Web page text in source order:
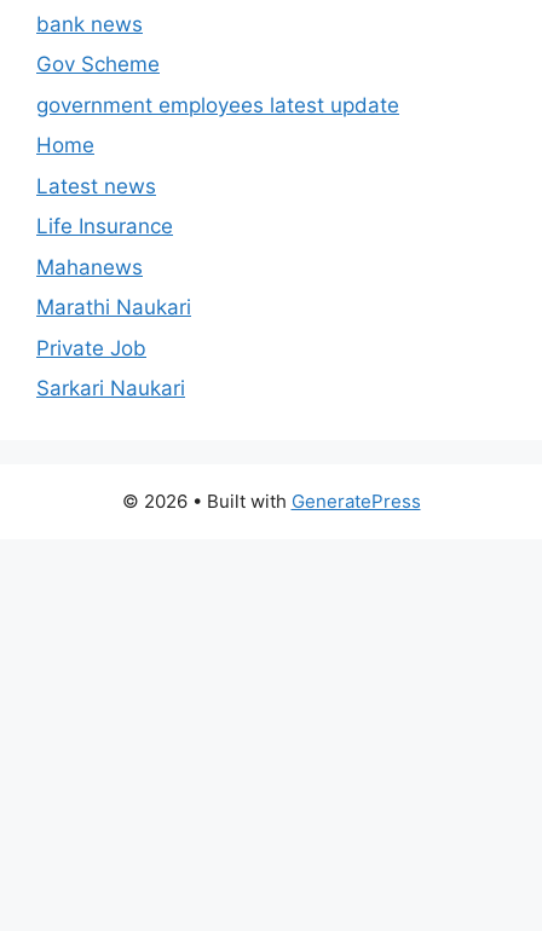
bank news
Gov Scheme
government employees latest update
Home
Latest news
Life Insurance
Mahanews
Marathi Naukari
Private Job
Sarkari Naukari
© 2026 • Built with GeneratePress